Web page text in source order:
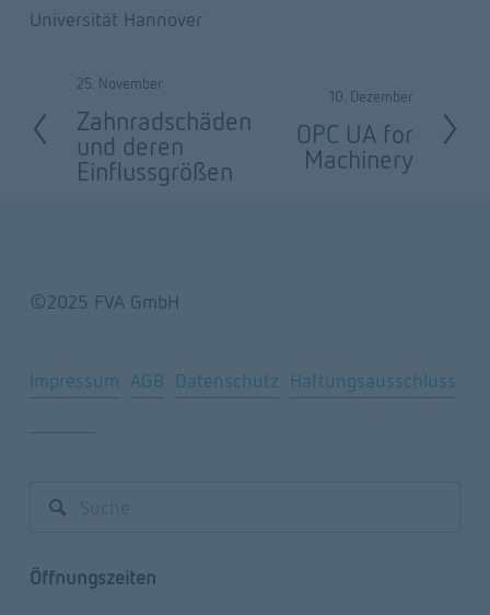
Universität Hannover
Z
u
r
25. November
Zahnradschäden
und deren
Einflussgrößen
10. Dezember
OPC UA for
Machinery
©2025 FVA GmbH
Impressum AGB Datenschutz
Haftungsausschluss
Öffnungszeiten